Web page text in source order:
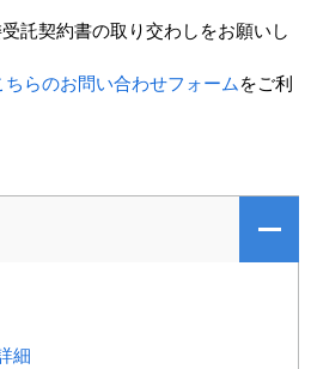
託契約書の取り交わしをお願いし
ちらのお問い合わせフォーム をご利
細